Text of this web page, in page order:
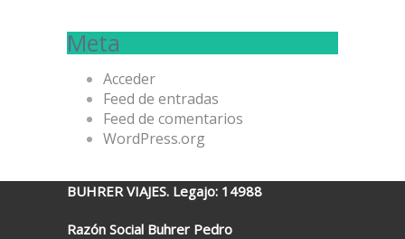
Meta
Acceder
Feed de entradas
Feed de comentarios
WordPress.org
BUHRER VIAJES. Legajo: 14988
Razón Social Buhrer Pedro